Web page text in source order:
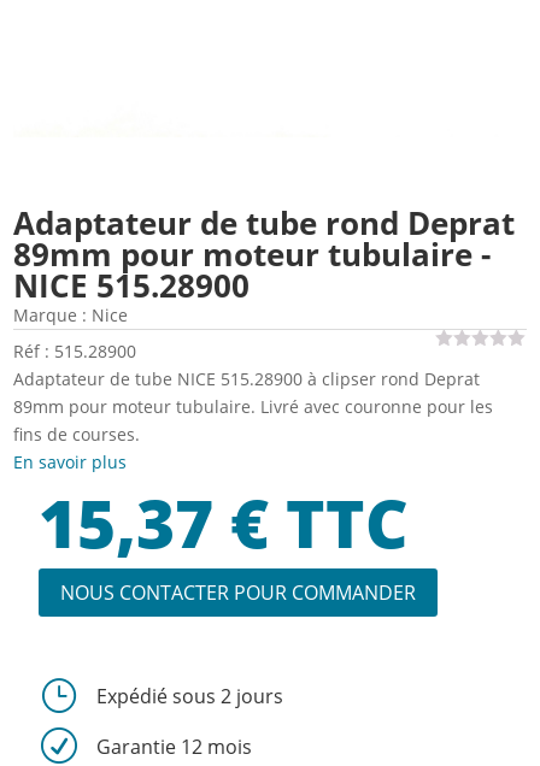
Adaptateur de tube rond Deprat
89mm pour moteur tubulaire -
NICE 515.28900
Marque : Nice
Réf : 515.28900
Adaptateur de tube NICE 515.28900 à clipser rond Deprat
89mm pour moteur tubulaire. Livré avec couronne pour les
fins de courses.
En savoir plus
15,37 € TTC
NOUS CONTACTER POUR COMMANDER
} Expédié sous 2 jours
R Garantie 12 mois